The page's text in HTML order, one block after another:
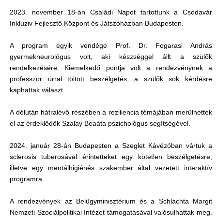
2023. november 18-án Családi Napot tartottunk a Csodavár
Inkluziv Fejlesztő Központ és Játszóházban Budapesten.
A program egyik vendége Prof. Dr. Fogarasi András
gyermekneurológus volt, aki készséggel állt a szülők
rendelkezésére. Kiemelkedő pontja volt a rendezvénynek a
professzor úrral töltött beszélgetés, a szülők sok kérdésre
kaphattak választ.
A délután hátralévő részében a reziliencia témájában merülhettek
el az érdeklődők Szalay Beaáta pszichológus segítségével.
2024. január 28-án Budapesten a Szeglet Kávézóban vártuk a
sclerosis tuberosával érintetteket egy kötetlen beszélgetésre,
illetve egy mentálhigiénés szakember által vezetett interaktív
programra.
A rendezvények az Belügyminisztérium és a Schlachta Margit
Nemzeti Szociálpolitikai Intézet támogatásával valósulhattak meg.